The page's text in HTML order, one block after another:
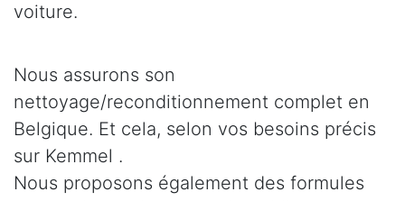
voiture.
Nous assurons son
nettoyage/reconditionnement complet en
Belgique. Et cela, selon vos besoins précis
sur Kemmel .
Nous proposons également des formules